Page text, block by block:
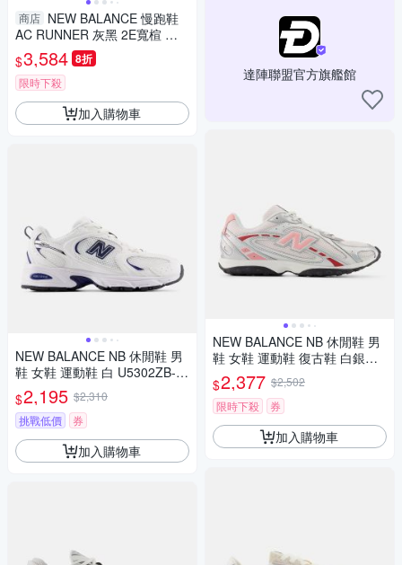
商店 NEW BALANCE 慢跑鞋
AC RUNNER 灰黑 2E寬楦 運
動 男 MACR161F
$3,584 8折
限時下殺
加入購物車
NEW BALANCE NB 休閒鞋 男
鞋 女鞋 運動鞋 白 U5302ZB-D
楦
$2,195 $2,310
挑戰低價
券
加入購物車
達陣聯盟官方旗艦館
NEW BALANCE NB 休閒鞋 男
鞋 女鞋 運動鞋 復古鞋 白銀粉
U204L283-D楦
$2,377 $2,502
限時下殺
券
加入購物車